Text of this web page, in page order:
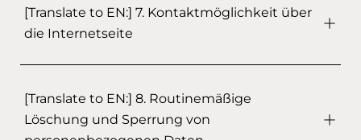
[Translate to EN:] 7. Kontaktmöglichkeit über
die Internetseite
[Translate to EN:] 8. Routinemäßige
Löschung und Sperrung von